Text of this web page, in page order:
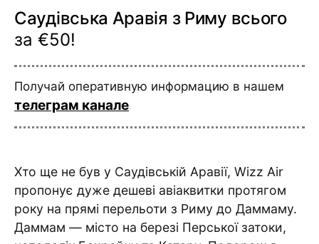
Саудівська Аравія з Риму всього
за €50!
Получай оперативную информацию в нашем
телеграм канале
Хто ще не був у Саудівській Аравії, Wizz Air
пропонує дуже дешеві авіаквитки протягом
року на прямі перельоти з Риму до Даммаму.
Даммам — місто на березі Перської затоки,